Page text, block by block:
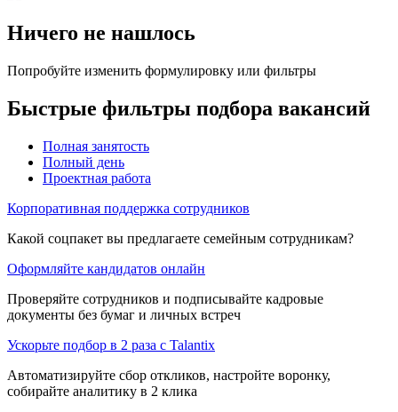
Ничего не нашлось
Попробуйте изменить формулировку или фильтры
Быстрые фильтры подбора вакансий
Полная занятость
Полный день
Проектная работа
Корпоративная поддержка сотрудников
Какой соцпакет вы предлагаете семейным сотрудникам?
Оформляйте кандидатов онлайн
Проверяйте сотрудников и подписывайте кадровые
документы без бумаг и личных встреч
Ускорьте подбор в 2 раза с Talantix
Автоматизируйте сбор откликов, настройте воронку,
собирайте аналитику в 2 клика